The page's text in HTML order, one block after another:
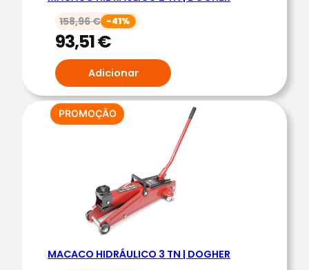
158,96€ -41%
93,51€
Adicionar
PROMOÇÃOPRODUTO
EM
MACACO HIDRÁULICO 3 TN | DOGHER